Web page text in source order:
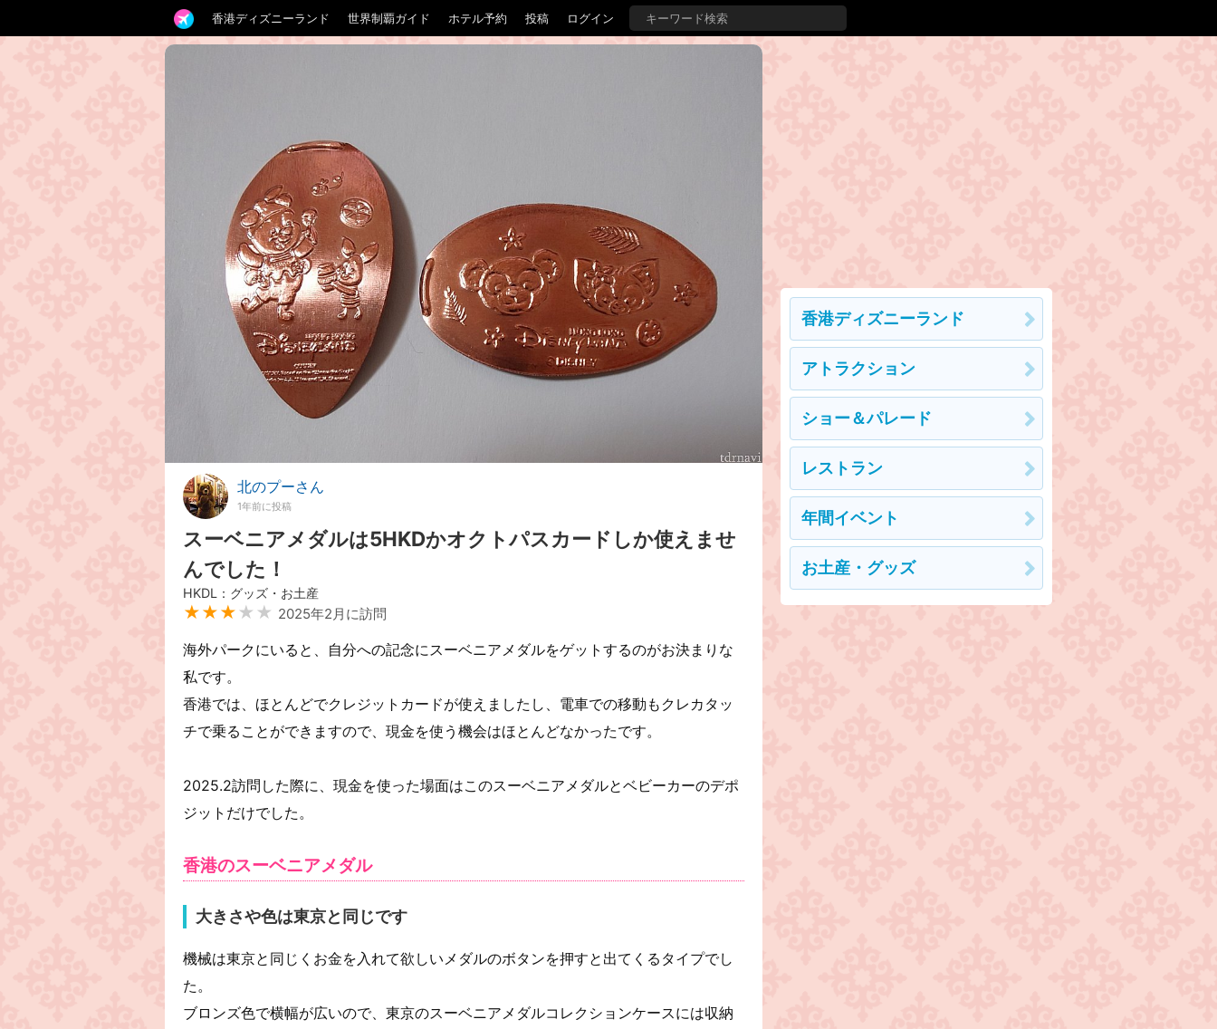
香港ディズニーランド 世界制覇ガイド ホテル予約 投稿 ログイン
北のプーさん
1年前に投稿
スーベニアメダルは5HKDかオクトパスカードしか使えませ
んでした！
HKDL：グッズ・お土産
★★★ ★★ 2025年2月に訪問
海外パークにいると、自分への記念にスーベニアメダルをゲットするのがお決まりな
私です。
香港では、ほとんどでクレジットカードが使えましたし、電車での移動もクレカタッ
チで乗ることができますので、現金を使う機会はほとんどなかったです。
2025.2訪問した際に、現金を使った場面はこのスーベニアメダルとベビーカーのデポ
ジットだけでした。
香港のスーベニアメダル
大きさや色は東京と同じです
機械は東京と同じくお金を入れて欲しいメダルのボタンを押すと出てくるタイプでし
た。
ブロンズ色で横幅が広いので、東京のスーベニアメダルコレクションケースには収納
香港ディズニーランド
アトラクション
ショー＆パレード
レストラン
年間イベント
お土産・グッズ